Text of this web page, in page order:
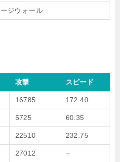
ジウォール
攻撃 スピード
16785 172.40
5725 60.35
22510 232.75
27012 –